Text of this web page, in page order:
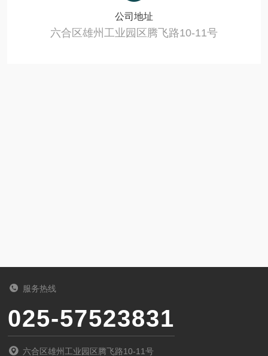
公司地址
六合区雄州工业园区腾飞路10-11号
服务热线
025-57523831
六合区雄州工业园区腾飞路10-11号